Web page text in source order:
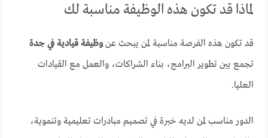
لماذا قد تكون هذه الوظيفة مناسبة لك
قد تكون هذه الفرصة مناسبة لمن يبحث عنوظيفة قيادية في جدة
تجمع بين تطوير البرامج، بناء الشراكات، والعمل مع القيادات
العليا.
الدور مناسب لمن لديه خبرة في تصميم مبادرات تعليمية وتنموية،